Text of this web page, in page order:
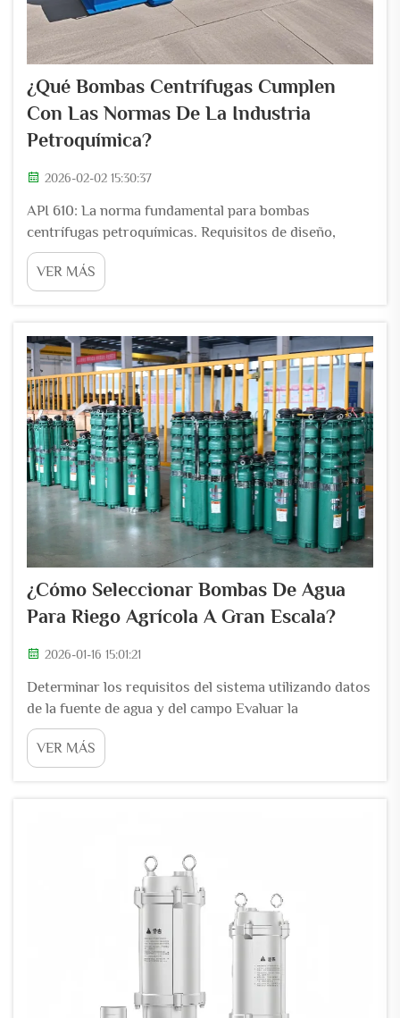
¿Qué Bombas Centrífugas Cumplen
Con Las Normas De La Industria
Petroquímica?
2026-02-02 15:30:37
API 610: La norma fundamental para bombas
centrífugas petroquímicas. Requisitos de diseño,
materiales y rendimiento para bombas centrífugas con
sellado mecánico. La norma API 610 se ha convertido
en la referencia principal para bombas centrífugas que
VER MÁS
¿Cómo Seleccionar Bombas De Agua
Para Riego Agrícola A Gran Escala?
2026-01-16 15:01:21
Determinar los requisitos del sistema utilizando datos
de la fuente de agua y del campo Evaluar la
profundidad del agua subterránea, la confiabilidad del
agua superficial y el impacto de la calidad del agua en
la durabilidad de la bomba La profundidad del agua
VER MÁS